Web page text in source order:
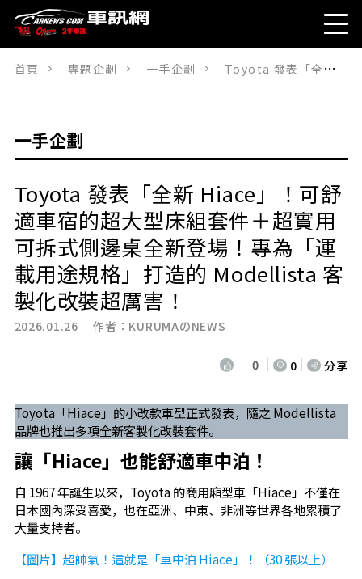
首頁 專題企劃 一手企劃 Toyota 發表「全新 Hiace」！可舒適車宿的超大型床組套件＋超實用可拆式側邊桌全新登場！專為「運載用途規格」打造的 Modellista 客製化改裝超厲害！
一手企劃
Toyota 發表「全新 Hiace」！可舒
適車宿的超大型床組套件＋超實用
可拆式側邊桌全新登場！專為「運
載用途規格」打造的 Modellista 客
製化改裝超厲害！
2026.01.26 作者： KURUMAのNEWS
0 0 分享
Toyota「Hiace」的小改款車型正式發表，隨之 Modellista
品牌也推出多項全新客製化改裝套件。
讓「Hiace」也能舒適車中泊！
自 1967 年誕生以來，Toyota 的商用廂型車「Hiace」不僅在
日本國內深受喜愛，也在亞洲、中東、非洲等世界各地累積了
大量支持者。
【圖片】超帥氣！這就是「車中泊 Hiace」！（30 張以上）